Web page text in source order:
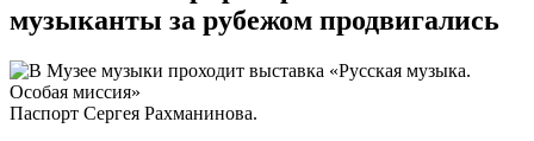
музыканты за рубежом продвигались
Паспорт Сергея Рахманинова.